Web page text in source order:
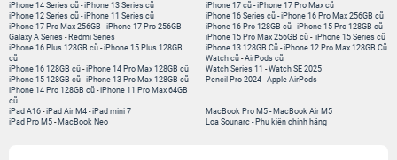
iPhone 14 Series cũ -iPhone 13 Series cũ
iPhone 12 Series cũ -iPhone 11 Series cũ
iPhone 17 Pro Max 256GB -iPhone 17 Pro 256GB
Galaxy A Series - Redmi Series
iPhone 17 cũ-iPhone 17 Pro Max cũ
iPhone 16 Series cũ- iPhone 16 Pro Max 256GB cũ
iPhone 16 Pro 128GB cũ-iPhone 15 Pro 128GB cũ
iPhone 15 Pro Max 256GB cũ- iPhone 15 Series cũ
iPhone 16 Plus 128GB cũ -iPhone 15 Plus 128GB
cũ
iPhone 16 128GB cũ -iPhone 14 Pro Max 128GB cũ
iPhone 15 128GB cũ -iPhone 13 Pro Max 128GB cũ
iPhone 14 Pro 128GB cũ -iPhone 11 Pro Max 64GB
cũ
iPhone 13 128GB Cũ-iPhone 12 Pro Max 128GB Cũ
Watch cũ-AirPods cũ
Watch Series 11 -Watch SE 2025
Pencil Pro 2024-Apple AirPods
iPad A16 -iPad Air M4 -iPad mini 7
iPad Pro M5 - MacBook Neo
MacBook Pro M5- MacBook Air M5
Loa Sounarc- Phụ kiện chính hãng